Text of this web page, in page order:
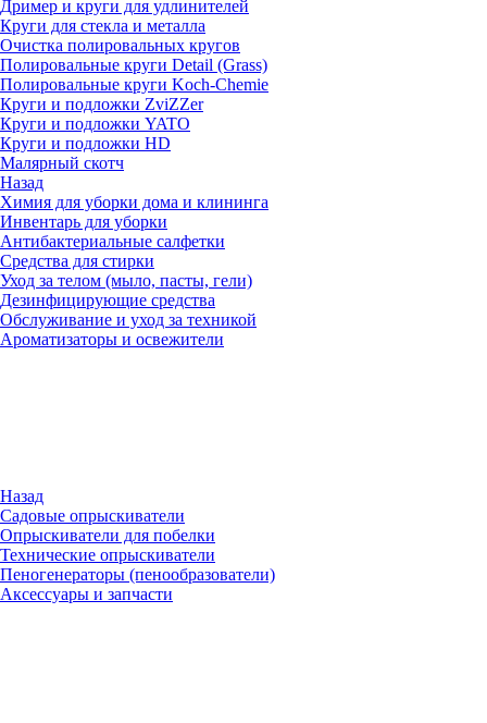
Дример и круги для удлинителей
Круги для стекла и металла
Очистка полировальных кругов
Полировальные круги Detail (Grass)
Полировальные круги Koch-Chemie
Круги и подложки ZviZZer
Круги и подложки YATO
Круги и подложки HD
Малярный скотч
Назад
Химия для уборки дома и клининга
Инвентарь для уборки
Антибактериальные салфетки
Средства для стирки
Уход за телом (мыло, пасты, гели)
Дезинфицирующие средства
Обслуживание и уход за техникой
Ароматизаторы и освежители
Назад
Садовые опрыскиватели
Опрыскиватели для побелки
Технические опрыскиватели
Пеногенераторы (пенообразователи)
Аксессуары и запчасти